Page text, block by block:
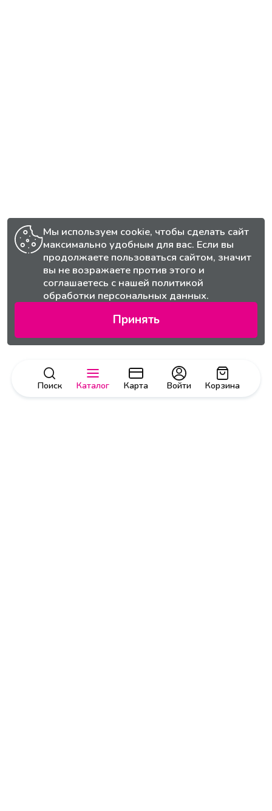
Поиск Каталог Карта Корзина
Войти
Мы используем cookie, чтобы сделать сайт
максимально удобным для вас. Если вы
продолжаете пользоваться сайтом, значит
вы не возражаете против этого и
соглашаетесь с нашей политикой
обработки персональных данных.
Принять